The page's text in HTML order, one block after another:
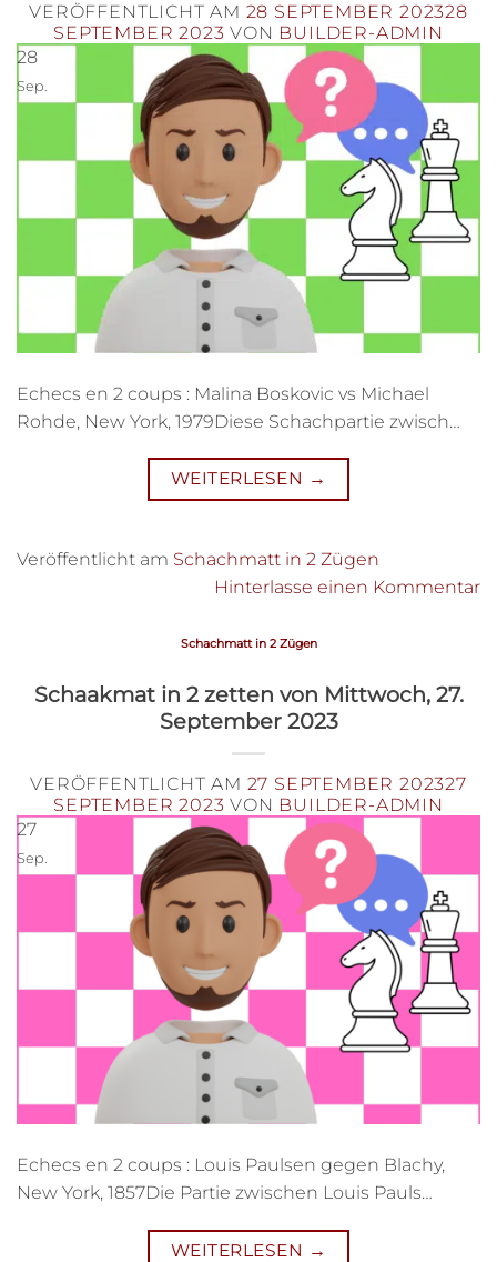
VERÖFFENTLICHT AM 28 SEPTEMBER 202328
SEPTEMBER 2023 VON BUILDER-ADMIN
28
Sep.
Echecs en 2 coups : Malina Boskovic vs Michael
Rohde, New York, 1979Diese Schachpartie zwisch…
WEITERLESEN →
Veröffentlicht am Schachmatt in 2 Zügen
Hinterlasse einen Kommentar
Schachmatt in 2 Zügen
Schaakmat in 2 zetten von Mittwoch, 27.
September 2023
VERÖFFENTLICHT AM 27 SEPTEMBER 202327
SEPTEMBER 2023 VON BUILDER-ADMIN
27
Sep.
Echecs en 2 coups : Louis Paulsen gegen Blachy,
New York, 1857Die Partie zwischen Louis Pauls…
WEITERLESEN →